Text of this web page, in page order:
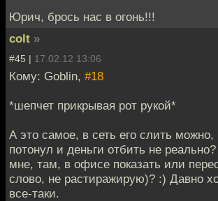
Юрич, брось нас в огонь!!!
colt »
#45 | 17.02.12 13:06
Кому: Goblin, #18
*шепчет прикрывая рот рукой*
А это самое, в сеть его слить можно,
потонул и деньги отбить не
мне, там, в офисе показать или
слово, не растиражирую)? :) Давно
все-таки.